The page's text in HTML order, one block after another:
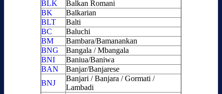
BLK
Balkan Romani
BK
Balkarian
BLT
Balti
BC
Baluchi
BM
Bambara/Bamanankan
BNG
Bangala / Mbangala
BNI
Baniua/Baniwa
BAN
Banjar/Banjarese
BNJ
Banjari / Banjara / Gormati /
Lambadi